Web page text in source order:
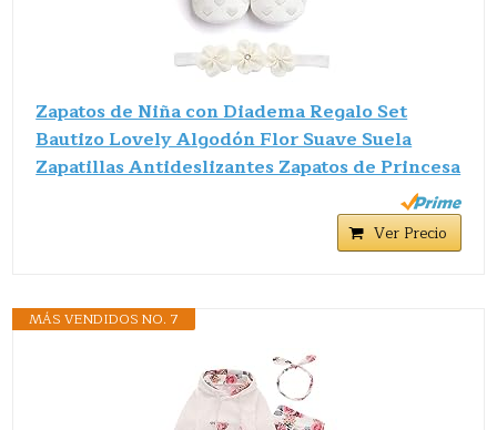
Zapatos de Niña con Diadema Regalo Set
Bautizo Lovely Algodón Flor Suave Suela
Zapatillas Antideslizantes Zapatos de Princesa
Ver Precio
MÁS VENDIDOS NO. 7